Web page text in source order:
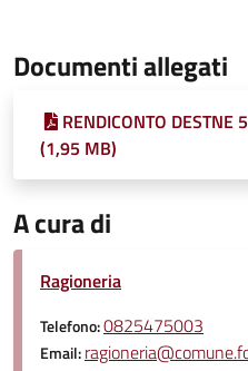
Documenti allegati
RENDICONTO DESTNE
(1,95 MB)
A cura di
Ragioneria
Telefono:0825475003
Email: